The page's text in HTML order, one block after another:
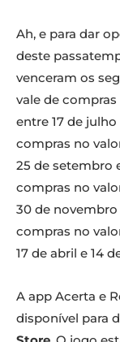
Ah, e para dar
deste
venceram os
vale de
entre 17 de julho
compras no
25 de setembro
compras no
30 de novembro
compras no
17 de abril e 14
A app Acerta e
disponível para